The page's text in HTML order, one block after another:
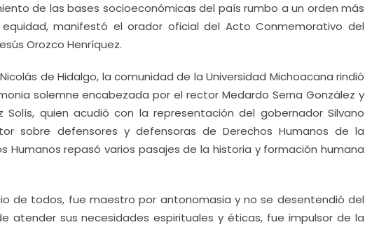
de las bases socioeconómicas del país rumbo a un orden más
manifestó el orador oficial del Acto Conmemorativo del
Orozco Henríquez.
de Hidalgo, la comunidad de la Universidad Michoacana rindió
solemne encabezada por el rector Medardo Serna González y
Solís, quien acudió con la representación del gobernador Silvano
sobre defensores y defensoras de Derechos Humanos de la
Humanos repasó varios pasajes de la historia y formación humana
de todos, fue maestro por antonomasia y no se desentendió del
atender sus necesidades espirituales y éticas, fue impulsor de la